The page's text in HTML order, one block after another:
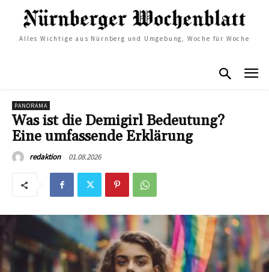
Alles Wichtige aus Nürnberg und Umgebung, Woche für Woche
PANORAMA
Was ist die Demigirl Bedeutung?
Eine umfassende Erklärung
redaktion 01.08.2026